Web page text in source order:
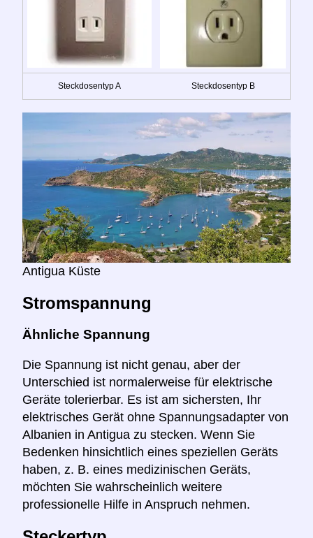
Steckdosentyp A Steckdosentyp B
Antigua Küste
Stromspannung
Ähnliche Spannung
Die Spannung ist nicht genau, aber der
Unterschied ist normalerweise für elektrische
Geräte tolerierbar. Es ist am sichersten, Ihr
elektrisches Gerät ohne Spannungsadapter von
Albanien in Antigua zu stecken. Wenn Sie
Bedenken hinsichtlich eines speziellen Geräts
haben, z. B. eines medizinischen Geräts,
möchten Sie wahrscheinlich weitere
professionelle Hilfe in Anspruch nehmen.